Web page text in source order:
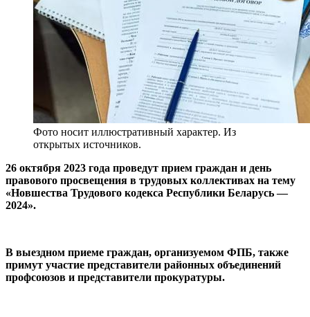
Фото носит иллюстративный характер. Из
открытых источников.
26 октября 2023 года проведут прием граждан и день
правового просвещения в трудовых коллективах на тему
«Новшества Трудового кодекса Республики Беларусь —
2024».
В выездном приеме граждан, организуемом ФПБ, также
примут участие представители районных объединений
профсоюзов и представители прокуратуры.